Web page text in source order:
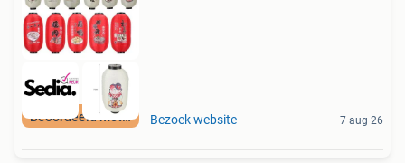
Beoordeeld met 9+ Bezoek website 7 aug 26